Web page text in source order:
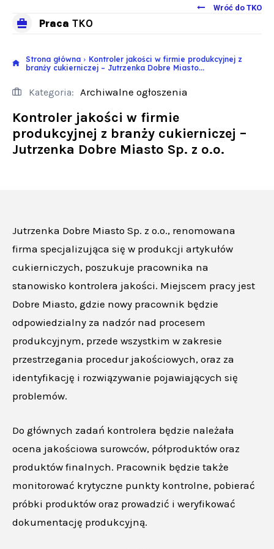
Wróć do TKO
Praca TKO
Strona główna
Kontroler jakości w firmie produkcyjnej z
branży cukierniczej – Jutrzenka Dobre Miasto...
Kategoria: Archiwalne ogłoszenia
Kontroler jakości w firmie
produkcyjnej z branży cukierniczej –
Jutrzenka Dobre Miasto Sp. z o.o.
Jutrzenka Dobre Miasto Sp. z o.o., renomowana
firma specjalizująca się w produkcji artykułów
cukierniczych, poszukuje pracownika na
stanowisko kontrolera jakości. Miejscem pracy jest
Dobre Miasto, gdzie nowy pracownik będzie
odpowiedzialny za nadzór nad procesem
produkcyjnym, przede wszystkim w zakresie
przestrzegania procedur jakościowych, oraz za
identyfikację i rozwiązywanie pojawiających się
problemów.
Do głównych zadań kontrolera będzie należała
ocena jakościowa surowców, półproduktów oraz
produktów finalnych. Pracownik będzie także
monitorować krytyczne punkty kontrolne, pobierać
próbki produktów oraz prowadzić i weryfikować
dokumentację produkcyjną.